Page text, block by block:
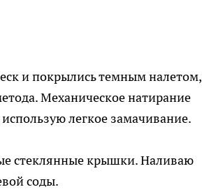
и покрылись темным налетом,
Механическое натирание
легкое замачивание.
стеклянные крышки. Наливаю
соды.